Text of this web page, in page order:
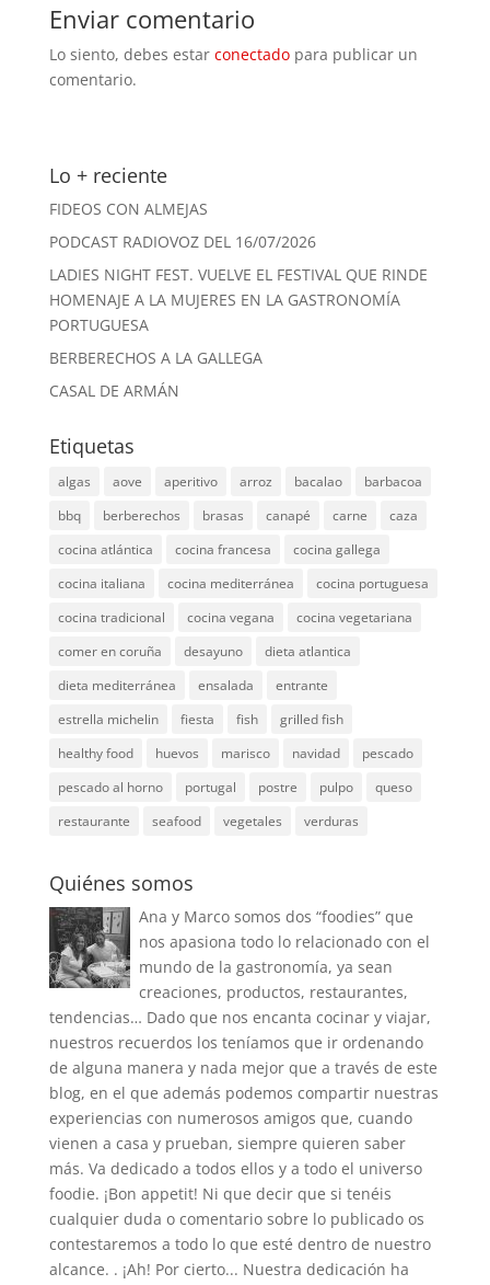
Enviar comentario
Lo siento, debes estar conectadopara publicar un
comentario.
Lo + reciente
FIDEOS CON ALMEJAS
PODCAST RADIOVOZ DEL 16/07/2026
LADIES NIGHT FEST. VUELVE EL FESTIVAL QUE RINDE
HOMENAJE A LA MUJERES EN LA GASTRONOMÍA
PORTUGUESA
BERBERECHOS A LA GALLEGA
CASAL DE ARMÁN
Etiquetas
algas aove aperitivo arroz bacalao
barbacoa
bbq
berberechos brasas canapé carne
caza
cocina atlántica
cocina francesa
cocina gallega
cocina italiana
cocina mediterránea
cocina portuguesa
cocina tradicional
cocina vegana
cocina vegetariana
comer en coruña
desayuno
dieta atlantica
dieta mediterránea
ensalada
entrante
estrella michelin
fiesta fish
grilled fish
healthy food
huevos marisco navidad
pescado
pescado al horno
portugal postre pulpo
queso
restaurante
seafood vegetales verduras
Quiénes somos
Ana y Marco somos dos “foodies” que
nos apasiona todo lo relacionado con el
mundo de la gastronomía, ya sean
creaciones, productos, restaurantes,
tendencias… Dado que nos encanta cocinar y viajar,
nuestros recuerdos los teníamos que ir ordenando
de alguna manera y nada mejor que a través de este
blog, en el que además podemos compartir nuestras
experiencias con numerosos amigos que, cuando
vienen a casa y prueban, siempre quieren saber
más. Va dedicado a todos ellos y a todo el universo
foodie. ¡Bon appetit! Ni que decir que si tenéis
cualquier duda o comentario sobre lo publicado os
contestaremos a todo lo que esté dentro de nuestro
alcance. . ¡Ah! Por cierto... Nuestra dedicación ha